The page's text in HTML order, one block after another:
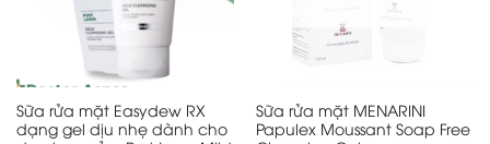
Sữa rửa mặt Easydew RX
dạng gel dịu nhẹ dành cho
Sữa rửa mặt MENARINI
Papulex Moussant Soap Free